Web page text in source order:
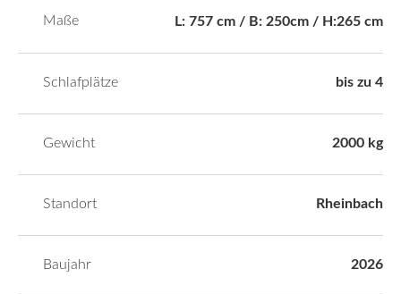
Maße L: 757 cm / B: 250cm / H:265 cm
Schlafplätze bis zu 4
Gewicht 2000 kg
Standort Rheinbach
Baujahr 2026